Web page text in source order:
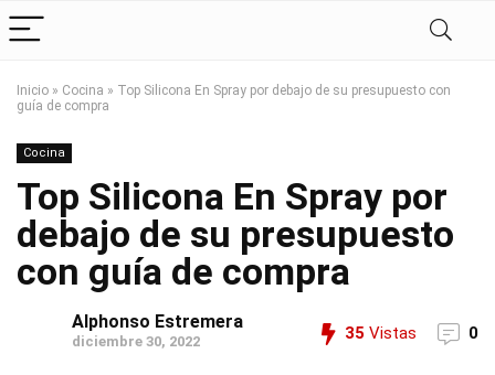
Inicio » Cocina » Top Silicona En Spray por debajo de su presupuesto con
guía de compra
Cocina
Top Silicona En Spray por
debajo de su presupuesto
con guía de compra
Alphonso Estremera
diciembre 30, 2022 35 Vistas 0